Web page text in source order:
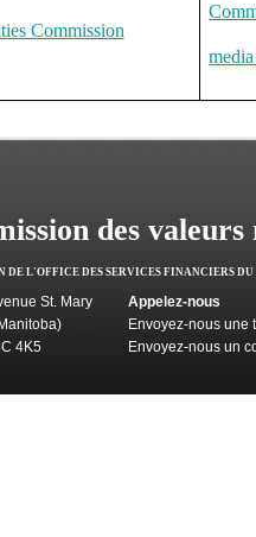
Commission
des
DE L'OFFICE DES SERVICES FINANCIERS
St. Mary
4K5
Appelez-nous
Envoyez-nous une
Envoyez-nous un